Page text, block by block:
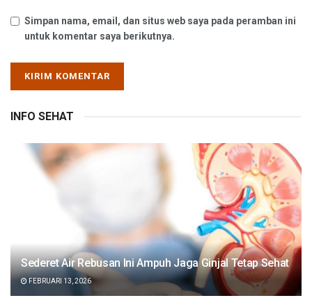
Simpan nama, email, dan situs web saya pada peramban ini
untuk komentar saya berikutnya.
INFO SEHAT
Sederet Air Rebusan Ini Ampuh Jaga Ginjal Tetap Sehat
FEBRUARI 13, 2026